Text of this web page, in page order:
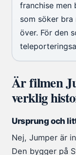
franchise men
som söker bra
över. För den
Är filmen
verklig
Ursprung och
Nej, Jumper är
Den bygger på